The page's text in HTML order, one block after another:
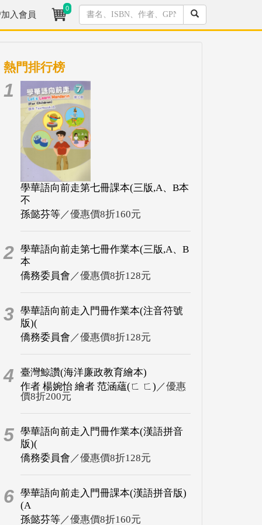
入會員
0
熱門排行榜
1
學華語向前走第七冊課本(三版,A、B本
不
孫懿芬等／優惠價8折160元
2 學華語向前走第七冊作業本(三版,A、B
本
僑務委員會 ／優惠價8折128元
3 學華語向前走入門冊作業本(注音符號
版)(
僑務委員會 ／優惠價8折128元
4
臺灣鯨讚(海洋廉政教育繪本)
作者 楊婉怡 繪者 范涵蘊(ㄈ ㄈ) ／優惠
價8折200元
5 學華語向前走入門冊作業本(漢語拼音
版)(
僑務委員會 ／優惠價8折128元
6 學華語向前走入門冊課本(漢語拼音版)
(A
孫懿芬等／優惠價8折160元